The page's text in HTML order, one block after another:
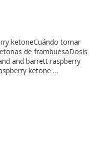
ketoneCuándo tomar
de frambuesaDosis
and barrett raspberry
ketone …